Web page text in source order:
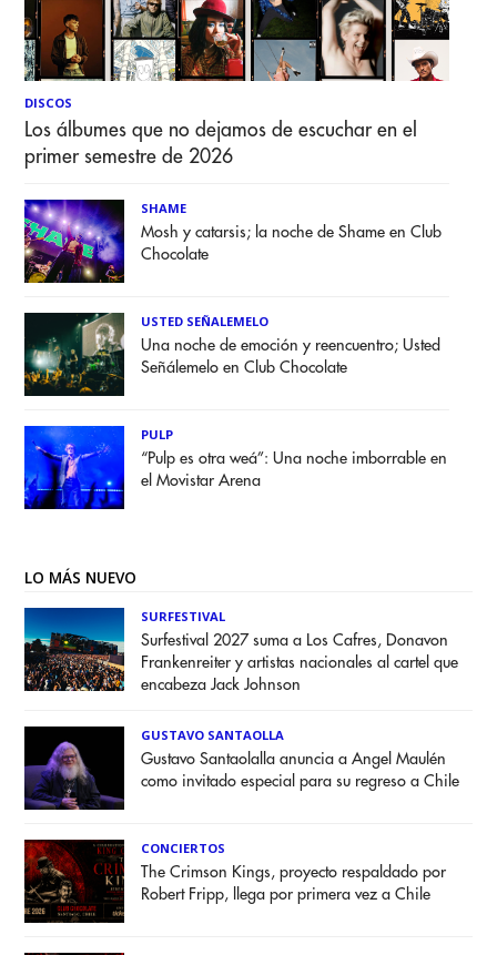
DISCOS
Los álbumes que no dejamos de escuchar en el
primer semestre de 2026
SHAME
Mosh y catarsis; la noche de Shame en Club
Chocolate
USTED SEÑALEMELO
Una noche de emoción y reencuentro; Usted
Señálemelo en Club Chocolate
PULP
“Pulp es otra weá”: Una noche imborrable en
el Movistar Arena
LO MÁS NUEVO
SURFESTIVAL
Surfestival 2027 suma a Los Cafres, Donavon
Frankenreiter y artistas nacionales al cartel que
encabeza Jack Johnson
GUSTAVO SANTAOLLA
Gustavo Santaolalla anuncia a Angel Maulén
como invitado especial para su regreso a Chile
CONCIERTOS
The Crimson Kings, proyecto respaldado por
Robert Fripp, llega por primera vez a Chile